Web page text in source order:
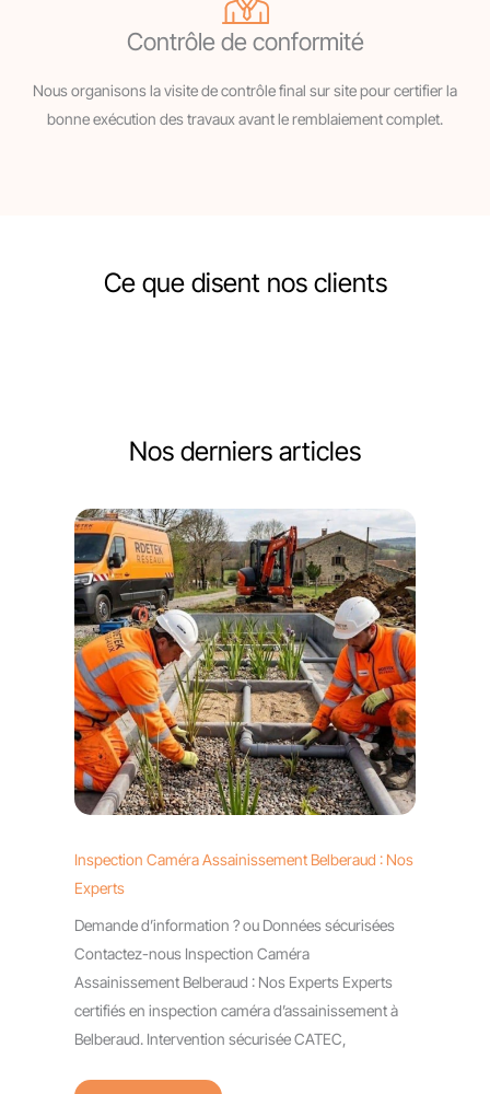
Contrôle de conformité
Nous organisons la visite de contrôle final sur site pour certifier la
bonne exécution des travaux avant le remblaiement complet.
Ce que disent nos clients
Nos derniers articles
Inspection Caméra Assainissement Belberaud : Nos
Experts
Demande d’information ? ou Données sécurisées
Contactez-nous Inspection Caméra
Assainissement Belberaud : Nos Experts Experts
certifiés en inspection caméra d’assainissement à
Belberaud. Intervention sécurisée CATEC,